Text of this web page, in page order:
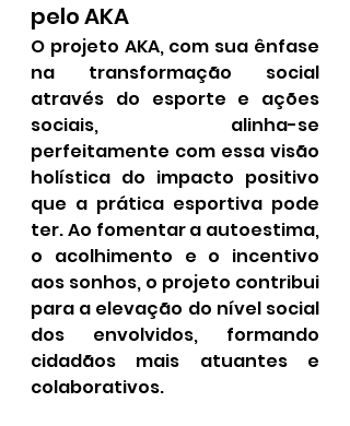
pelo AKA
O projeto AKA, com sua ênfase
na transformação social
através do esporte e ações
sociais, alinha-se
perfeitamente com essa visão
holística do impacto positivo
que a prática esportiva pode
ter. Ao fomentar a autoestima,
o acolhimento e o incentivo
aos sonhos, o projeto contribui
para a elevação do nível social
dos envolvidos, formando
cidadãos mais atuantes e
colaborativos.